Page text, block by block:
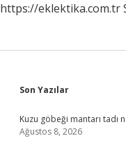
https://eklektika.com.tr
Sidebar
Son Yazılar
Kuzu göbeği mantarı tadı
Ağustos 8, 2026